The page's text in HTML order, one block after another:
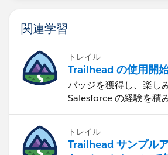
関連学習
トレイル
Trailhead の使用開
バッジを獲得し、楽し
Salesforce の経験を積
トレイル
Trailhead サンプル